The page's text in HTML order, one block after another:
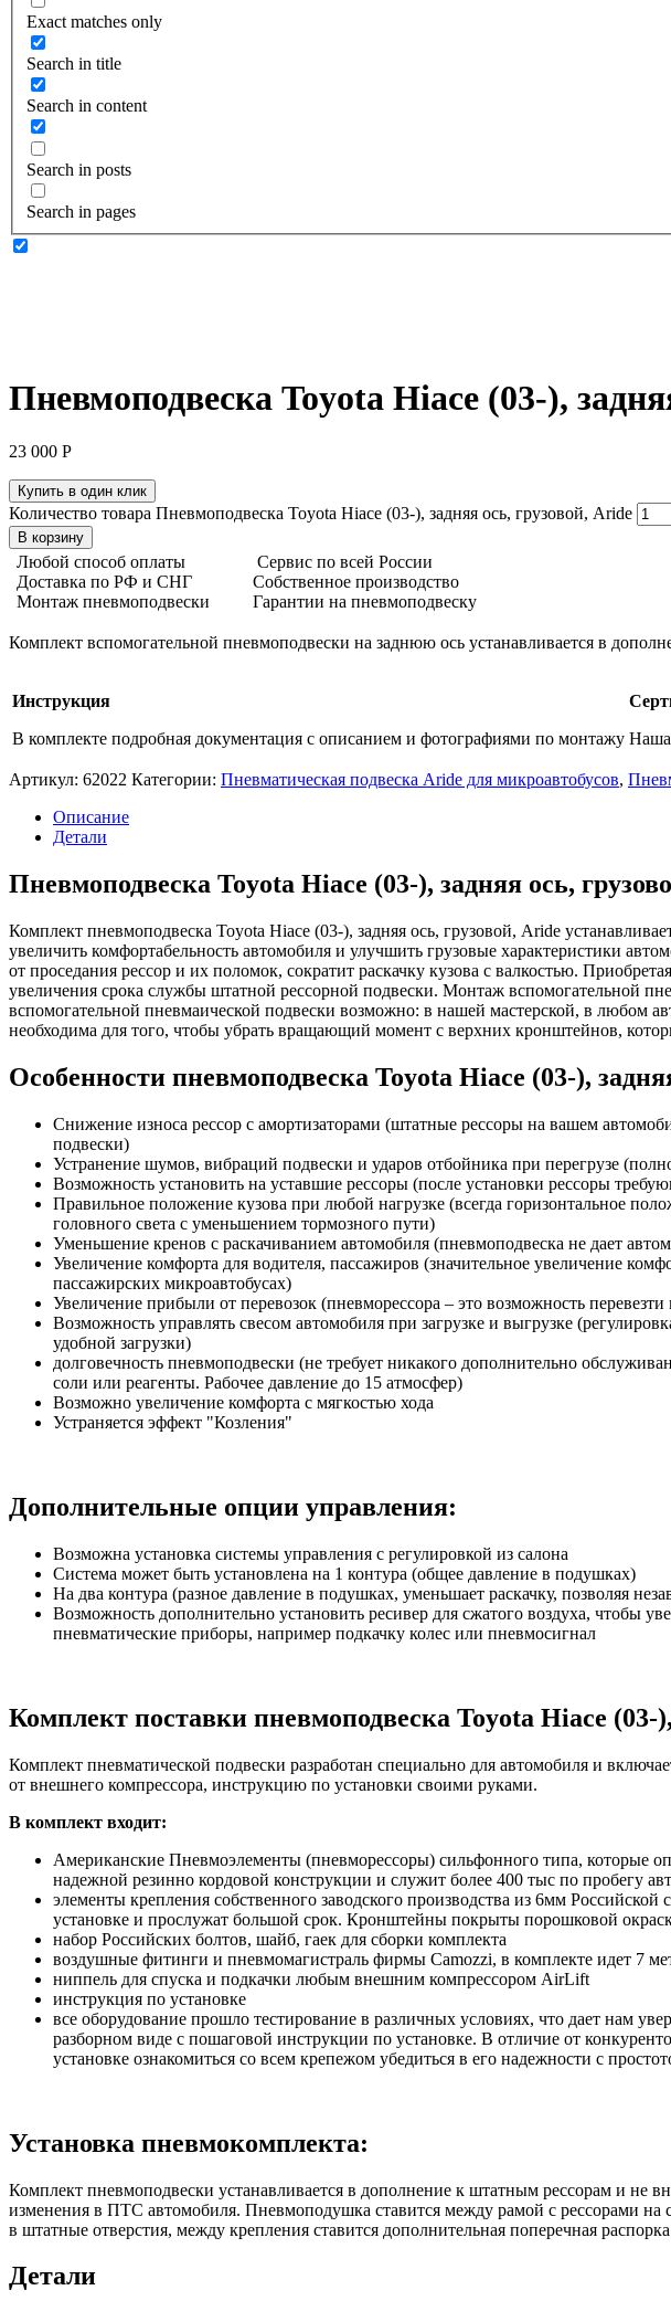
Exact matches only
Search in title
Search in content
Search in posts
Search in pages
Пневмоподвеска Toyota Hiace (03-),
23 000 Р
Купить в один клик
Количество товара Пневмоподвеска Toyota Hiace (03-), задняя ось, грузовой, Aride
В корзину
Любой способ оплаты
Доставка по РФ и СНГ
Монтаж пневмоподвески
Сервис по всей России
Собственное производство
Гарантии на пневмоподвеску
Комплект вспомогательной пневмоподвески на заднюю ось устанавливается в
Инструкция
В комплекте подробная документация с описанием и фотографиями по монтажу Наша
Артикул: 62022 Категории: Пневматическая подвеска Aride для микроавтобусов,
Описание
Детали
Пневмоподвеска Toyota Hiace (03-), задняя ось,
Комплект пневмоподвеска Toyota Hiace (03-), задняя ось, грузовой, Aride
увеличить комфортабельность автомобиля и улучшить грузовые характеристики
от проседания рессор и их поломок, сократит раскачку кузова с валкостью.
увеличения срока службы штатной рессорной подвески. Монтаж вспомогательной
вспомогательной пневмаической подвески возможно: в нашей мастерской, в любом
необходима для того, чтобы убрать вращающий момент с верхних кронштейнов,
Особенности пневмоподвеска Toyota Hiace (03-),
Снижение износа рессор с амортизаторами (штатные рессоры на вашем
подвески)
Устранение шумов, вибраций подвески и ударов отбойника при перегрузе
Возможность установить на уставшие рессоры (после установки рессоры
Правильное положение кузова при любой нагрузке (всегда горизонтальное
головного света с уменьшением тормозного пути)
Уменьшение кренов с раскачиванием автомобиля (пневмоподвеска не дает
Увеличение комфорта для водителя, пассажиров (значительное увеличение
пассажирских микроавтобусах)
Увеличение прибыли от перевозок (пневморессора – это возможность
Возможность управлять свесом автомобиля при загрузке и выгрузке
удобной загрузки)
долговечность пневмоподвески (не требует никакого дополнительно
соли или реагенты. Рабочее давление до 15 атмосфер)
Возможно увеличение комфорта с мягкостью хода
Устраняется эффект "Козления"
Дополнительные опции управления:
Возможна установка системы управления с регулировкой из салона
Система может быть установлена на 1 контура (общее давление в подушках)
На два контура (разное давление в подушках, уменьшает раскачку, позволяя
Возможность дополнительно установить ресивер для сжатого воздуха, чтобы
пневматические приборы, например подкачку колес или пневмосигнал
Комплект поставки пневмоподвеска Toyota Hiace (03-
Комплект пневматической подвески разработан специально для автомобиля и
от внешнего компрессора, инструкцию по установки своими руками.
В комплект входит:
Американские Пневмоэлементы (пневморессоры) сильфонного типа, которые
надежной резинно кордовой конструкции и служит более 400 тыс по пробегу
элементы крепления собственного заводского производства из 6мм
установке и прослужат большой срок. Кронштейны покрыты порошковой
набор Российских болтов, шайб, гаек для сборки комплекта
воздушные фитинги и пневмомагистраль фирмы Camozzi, в комплекте идет 7
ниппель для спуска и подкачки любым внешним компрессором AirLift
инструкция по установке
все оборудование прошло тестирование в различных условиях, что дает нам
разборном виде с пошаговой инструкции по установке. В отличие от
установке ознакомиться со всем крепежом убедиться в его надежности с
Установка пневмокомплекта:
Комплект пневмоподвески устанавливается в дополнение к штатным рессорам и не
изменения в ПТС автомобиля. Пневмоподушка ставится между рамой с рессорами
в штатные отверстия, между крепления ставится дополнительная поперечная
Детали